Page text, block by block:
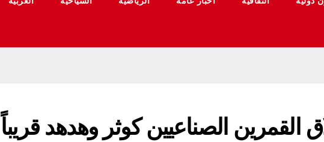
القمرين الصناعيين كوثر وهدهد قريباً